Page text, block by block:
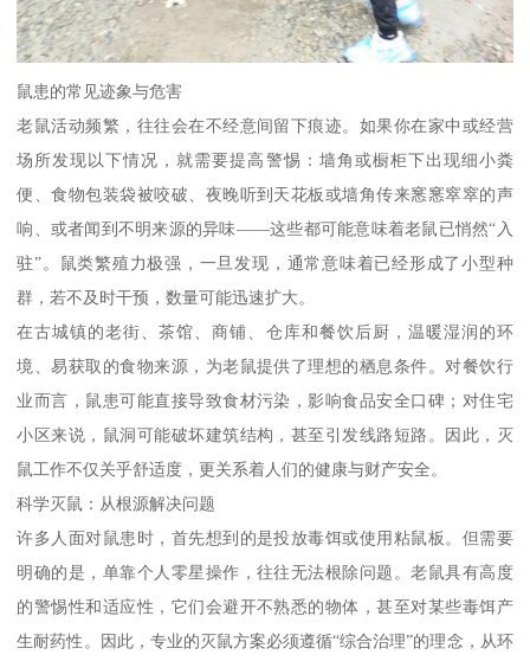
鼠患的常见迹象与危害
老鼠活动频繁，往往会在不经意间留下痕迹。如果你在家中或经营
场所发现以下情况，就需要提高警惕：墙角或橱柜下出现细小粪
便、食物包装袋被咬破、夜晚听到天花板或墙角传来窸窸窣窣的声
响、或者闻到不明来源的异味——这些都可能意味着老鼠已悄然“入
驻”。鼠类繁殖力极强，一旦发现，通常意味着已经形成了小型种
群，若不及时干预，数量可能迅速扩大。
在古城镇的老街、茶馆、商铺、仓库和餐饮后厨，温暖湿润的环
境、易获取的食物来源，为老鼠提供了理想的栖息条件。对餐饮行
业而言，鼠患可能直接导致食材污染，影响食品安全口碑；对住宅
小区来说，鼠洞可能破坏建筑结构，甚至引发线路短路。因此，灭
鼠工作不仅关乎舒适度，更关系着人们的健康与财产安全。
科学灭鼠：从根源解决问题
许多人面对鼠患时，首先想到的是投放毒饵或使用粘鼠板。但需要
明确的是，单靠个人零星操作，往往无法根除问题。老鼠具有高度
的警惕性和适应性，它们会避开不熟悉的物体，甚至对某些毒饵产
生耐药性。因此，专业的灭鼠方案必须遵循“综合治理”的理念，从环